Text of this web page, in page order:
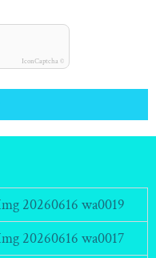
IconCaptcha ©